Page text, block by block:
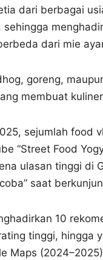
dari berbagai
sehingga
dari mie
goreng,
membuat
sejumlah food
“Street Food
ulasan tinggi di
saat
10
tinggi, hingga
Maps